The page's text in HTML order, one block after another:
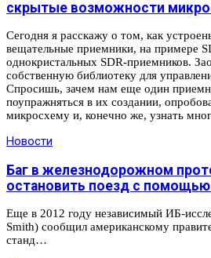
скрытые возможности
Сегодня я расскажу о том, как
вещательные приемники, на примере
однокристальных SDR-приемников.
собственную библиотеку для
Спросишь, зачем нам еще один
поупражняться в их создании,
микросхему и, конечно же, узнать
Новости
Баг в железнодорожном
остановить поезд с помощью
Еще в 2012 году независимый ИБ-
Smith) сообщил американскому
станд…